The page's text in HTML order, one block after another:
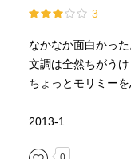
3
なかなか面白かった
文調は全然ちがう
ちょっとモリミーを
2013-1